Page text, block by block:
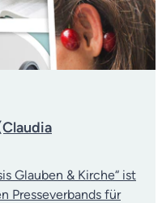
Glauben & Kirche“ ist
Presseverbands für